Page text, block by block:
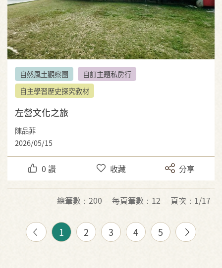
自然風土觀察團
自訂主題私房行
自主學習歷史探究教材
左營文化之旅
陳品菲
2026/05/15
0 讚 收藏 分享
總筆數：200 每頁筆數：12 頁次：1/17
1 2 3 4 5